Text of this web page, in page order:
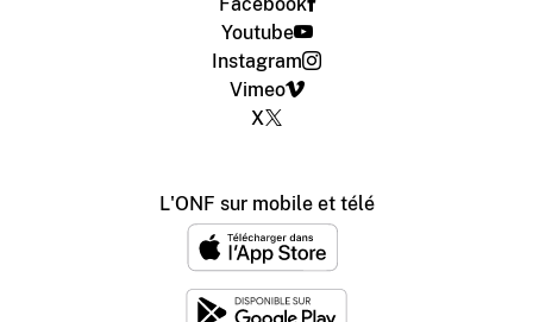
Youtube
Instagram
Vimeo
X
L'ONF sur mobile et télé